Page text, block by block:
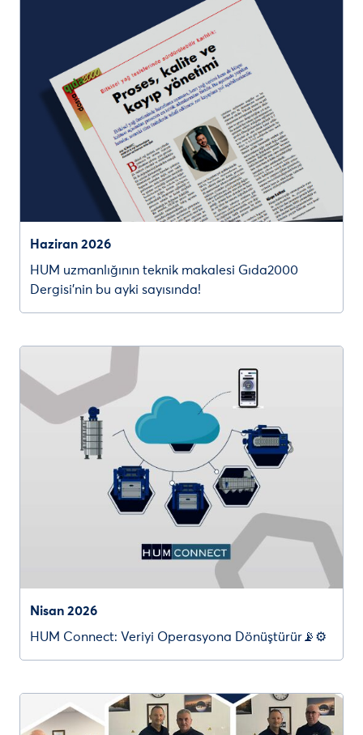
Haziran 2026
HUM uzmanlığının teknik makalesi Gıda2000
Dergisi’nin bu ayki sayısında!
Nisan 2026
HUM Connect: Veriyi Operasyona Dönüştürür📡⚙️